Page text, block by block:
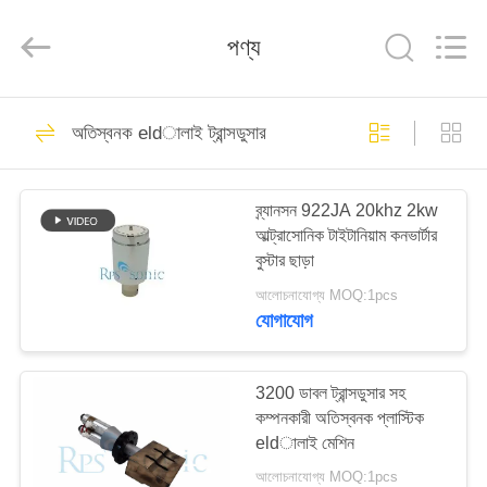
পণ্য
কারখানা
Reserved.
অতিস্বনক eldালাই
সরঞ্জাম
101
অতিস্বনক eldালাই
ট্রান্সডুসার
51
পণ্য
অতিস্বনক eldালাই ট্রান্সডুসার
ব্র্যানসন 922JA 20khz 2kw
আল্ট্রাসোনিক টাইটানিয়াম কনভার্টার
বুস্টার ছাড়া
আলোচনাযোগ্য MOQ:1pcs
যোগাযোগ
3200 ডাবল ট্রান্সডুসার সহ
কম্পনকারী অতিস্বনক প্লাস্টিক
eldালাই মেশিন
আলোচনাযোগ্য MOQ:1pcs